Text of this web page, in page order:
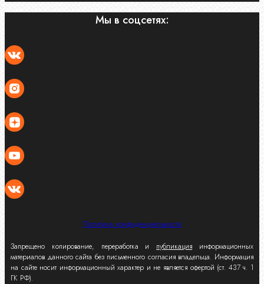
Мы в соцсетях:
Политика конфиденциальности
Запрещено копирование, переработка и публикация информационных
материалов данного сайта без письменного согласия владельца. Информация
на сайте носит информационный характер и не является офертой (ст. 437 ч. 1
ГК РФ).